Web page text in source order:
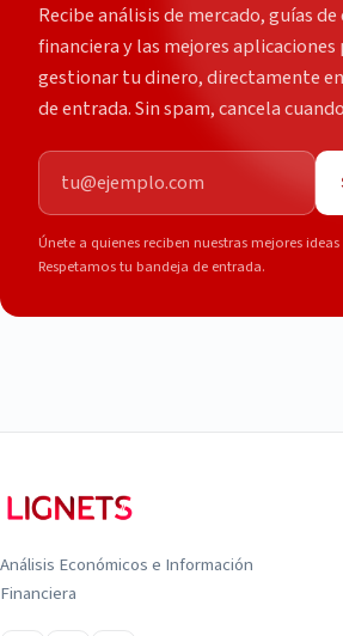
Recibe análisis de mercado, guías
financiera y las mejores aplicaciones
gestionar tu dinero, directamente
de entrada. Sin spam, cancela
Correo electrónico
Únete a quienes reciben nuestras mejores
Respetamos tu bandeja de entrada.
Análisis Económicos e Información
Financiera